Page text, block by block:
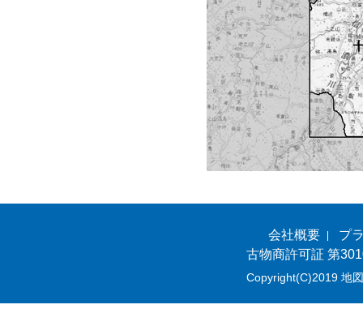
会社概要
プ
古物商許可証 第
Copyright(C)2019 地